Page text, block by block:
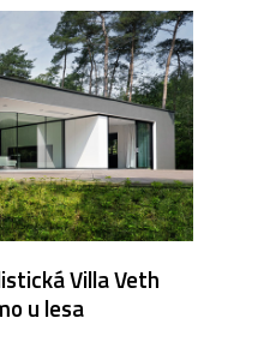
Villa Veth
u lesa